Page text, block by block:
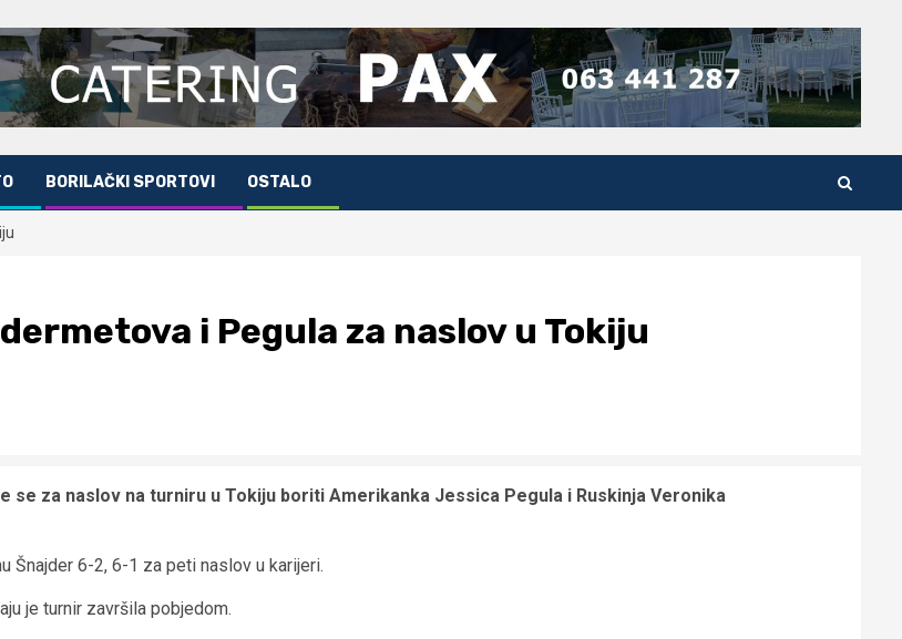
BORILAČKI SPORTOVI OSTALO
i Pegula za naslov u Tokiju
se za naslov na turniru u Tokiju boriti Amerikanka Jessica Pegula i Ruskinja Veronika
Šnajder 6-2, 6-1 za peti naslov u karijeri.
je turnir završila pobjedom.